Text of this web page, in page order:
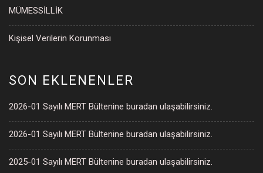
MÜMESSİLLİK
Kişisel Verilerin Korunması
SON EKLENENLER
2026-01 Sayılı MERT Bültenine buradan ulaşabilirsiniz.
2026-01 Sayılı MERT Bültenine buradan ulaşabilirsiniz.
2025-01 Sayılı MERT Bültenine buradan ulaşabilirsiniz.